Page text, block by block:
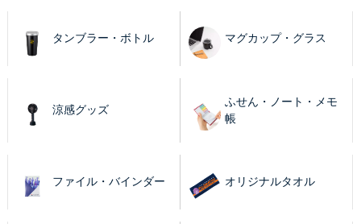
タンブラー・ボトル マグカップ・グラス
涼感グッズ
ふせん・ノート・メモ
帳
ファイル・バインダー オリジナルタオル